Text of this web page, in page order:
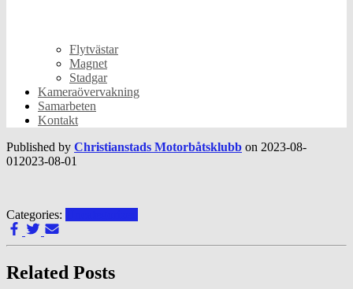
Flytvästar
Magnet
Stadgar
Kameraövervakning
Samarbeten
Kontakt
Published by Christianstads Motorbåtsklubb on 2023-08-
01 2023-08-01
Categories:
Related Posts